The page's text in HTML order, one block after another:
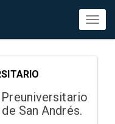
San Andrés.